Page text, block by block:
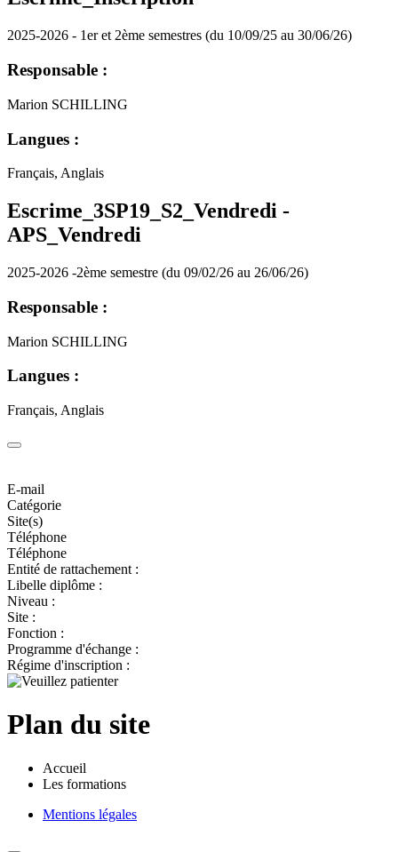
2025-2026 - 1er et 2ème semestres (du 10/09/25 au 30/06/26)
Responsable :
Marion SCHILLING
Langues :
Français, Anglais
Escrime_3SP19_S2_Vendredi -
APS_Vendredi
2025-2026 -2ème semestre (du 09/02/26 au 26/06/26)
Responsable :
Marion SCHILLING
Langues :
Français, Anglais
E-mail
Catégorie
Site(s)
Téléphone
Téléphone
Entité de rattachement :
Libelle diplôme :
Niveau :
Site :
Fonction :
Programme d'échange :
Régime d'inscription :
Plan du site
Accueil
Les formations
Mentions légales